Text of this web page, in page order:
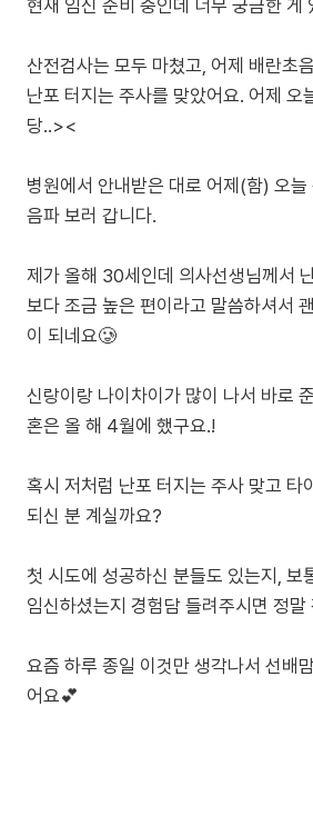
현재 임신 준비 중인데 너무 궁금한 게
산전검사는 모두 마쳤고, 어제 배란초
난포 터지는 주사를 맞았어요. 어제 오
당..><
병원에서 안내받은 대로 어제(함) 오
음파 보러 갑니다.
제가 올해 30세인데 의사선생님께서
보다 조금 높은 편이라고 말씀하셔서
이 되네요🥲
신랑이랑 나이차이가 많이 나서 바로
혼은 올 해 4월에 했구요.!
혹시 저처럼 난포 터지는 주사 맞고 타
되신 분 계실까요?
첫 시도에 성공하신 분들도 있는지, 보
임신하셨는지 경험담 들려주시면 정
요즘 하루 종일 이것만 생각나서 선배
어요💕